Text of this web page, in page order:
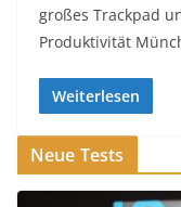
großes Trackpad
Produktivität
Weiterlesen
Neue Tests